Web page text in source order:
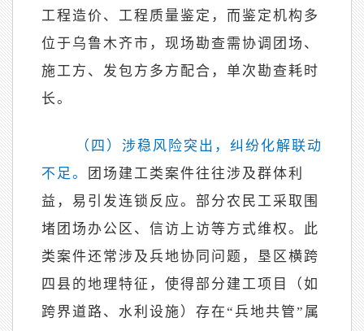
工程造价、工程质量鉴定，而鉴定机构多
位于乌鲁木齐市，现场勘查需协调团场、
施工方、发包方多方配合，单次勘查耗时
长。
（四）涉稳风险突出，纠纷化解联动
不足。
团场建工类案件往往涉及群体利
益，易引发连锁反应。部分农民工采取围
堵团场办公区、信访上访等方式维权。此
类案件还常涉及兵地协同问题，垦区横跨
四县的地理特征，使得部分建工项目（如
跨界道路、水利设施）存在“兵地共管”属